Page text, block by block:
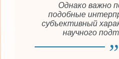
Однако важно
подобные
субъективный
научного